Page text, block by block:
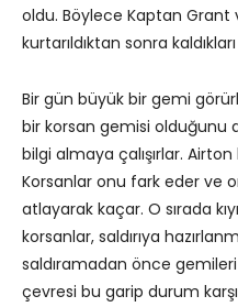
oldu. Böylece Kaptan
kurtarıldıktan sonra
Bir gün büyük bir gemi
bir korsan gemisi olduğunu
bilgi almaya çalışırlar.
Korsanlar onu fark eder ve
atlayarak kaçar. O sırada
korsanlar, saldırıya
saldıramadan önce
çevresi bu garip durum